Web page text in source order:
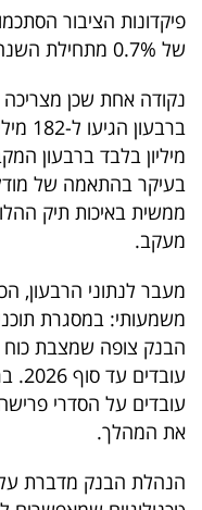
אחרינו:
של 0.7% מתחילת השנה.
נקודה אחת שכן
מיליון בלבד ברבעון
בעיקר בהתאמה של
ממשית באיכות תיק
מעקב.
מעבר לנתוני הרבעון,
עובדים על הסדרי
את המהלך.